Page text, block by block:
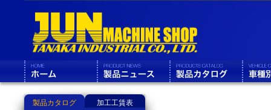
製品カタログ 加工工賃表